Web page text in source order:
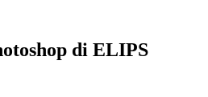
di ELIPS